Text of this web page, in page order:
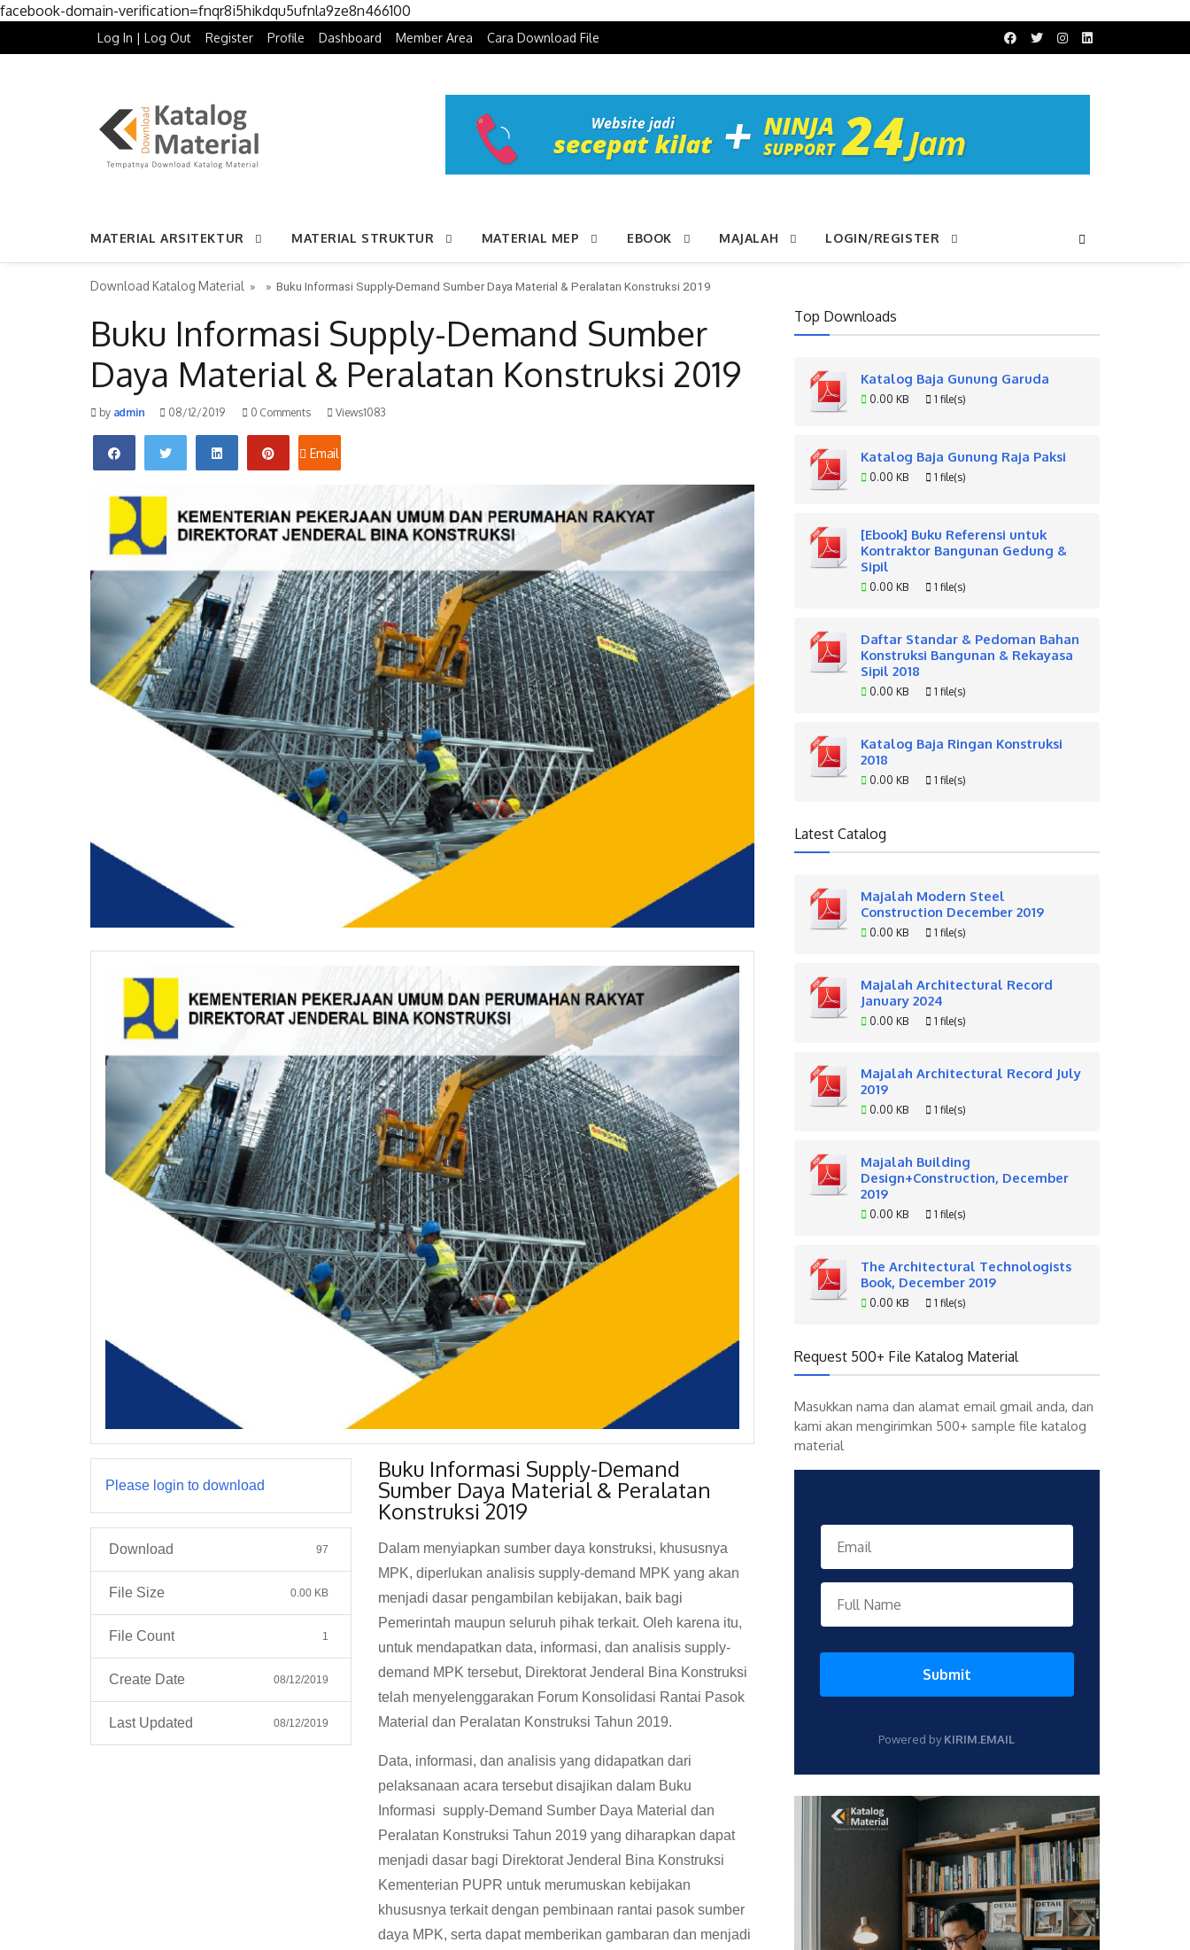
facebook-domain-verification=fnqr8i5hikdqu5ufnla9ze8n466100
Log In | Log Out Register Profile Dashboard Member Area Cara Download File
MATERIAL ARSITEKTUR MATERIAL STRUKTUR MATERIAL MEP EBOOK MAJALAH LOGIN/REGISTER
Download Katalog Material » » Buku Informasi Supply-Demand Sumber Daya Material & Peralatan Konstruksi 2019
Buku Informasi Supply-Demand Sumber
Daya Material & Peralatan Konstruksi 2019
byadmin 08/12/2019 0 Comments Views1083
Email
Please login to download
Download 97
File Size 0.00 KB
File Count 1
Create Date 08/12/2019
Last Updated 08/12/2019
Buku Informasi Supply-Demand
Sumber Daya Material & Peralatan
Konstruksi 2019
Dalam menyiapkan sumber daya konstruksi, khususnya
MPK, diperlukan analisis supply-demand MPK yang akan
menjadi dasar pengambilan kebijakan, baik bagi
Pemerintah maupun seluruh pihak terkait. Oleh karena itu,
untuk mendapatkan data, informasi, dan analisis supply-
demand MPK tersebut, Direktorat Jenderal Bina Konstruksi
telah menyelenggarakan Forum Konsolidasi Rantai Pasok
Material dan Peralatan Konstruksi Tahun 2019.
Data, informasi, dan analisis yang didapatkan dari
pelaksanaan acara tersebut disajikan dalam Buku
Informasi supply-Demand Sumber Daya Material dan
Peralatan Konstruksi Tahun 2019 yang diharapkan dapat
menjadi dasar bagi Direktorat Jenderal Bina Konstruksi
Kementerian PUPR untuk merumuskan kebijakan
khususnya terkait dengan pembinaan rantai pasok sumber
daya MPK, serta dapat memberikan gambaran dan menjadi
Top Downloads
Katalog Baja Gunung Garuda
0.00 KB 1 file(s)
Katalog Baja Gunung Raja Paksi
0.00 KB 1 file(s)
[Ebook] Buku Referensi untuk
Kontraktor Bangunan Gedung &
Sipil
0.00 KB 1 file(s)
Daftar Standar & Pedoman Bahan
Konstruksi Bangunan & Rekayasa
Sipil 2018
0.00 KB 1 file(s)
Katalog Baja Ringan Konstruksi
2018
0.00 KB 1 file(s)
Latest Catalog
Majalah Modern Steel
Construction December 2019
0.00 KB 1 file(s)
Majalah Architectural Record
January 2024
0.00 KB 1 file(s)
Majalah Architectural Record July
2019
0.00 KB 1 file(s)
Majalah Building
Design+Construction, December
2019
0.00 KB 1 file(s)
The Architectural Technologists
Book, December 2019
0.00 KB 1 file(s)
Request 500+ File Katalog Material
Masukkan nama dan alamat email gmail anda, dan
kami akan mengirimkan 500+ sample file katalog
material
Submit
Powered byKIRIM.EMAIL